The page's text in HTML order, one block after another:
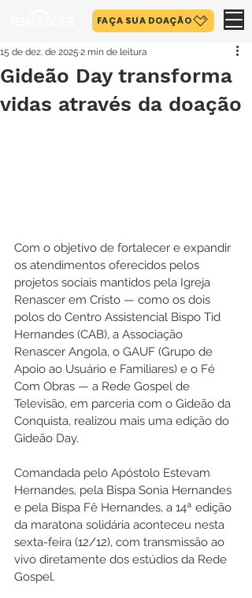
FAÇA SUA DOAÇÃO
Gideão Day transforma
vidas através da doação
15 de dez. de 2025 2 min de leitura
Com o objetivo de fortalecer e expandir
os atendimentos oferecidos pelos
projetos sociais mantidos pela Igreja
Renascer em Cristo — como os dois
polos do Centro Assistencial Bispo Tid
Hernandes (CAB), a Associação
Renascer Angola, o GAUF (Grupo de
Apoio ao Usuário e Familiares) e o Fé
Com Obras — a Rede Gospel de
Televisão, em parceria com o Gideão da
Conquista, realizou mais uma edição do
Gideão Day.
Comandada pelo Apóstolo Estevam
Hernandes, pela Bispa Sonia Hernandes
e pela Bispa Fê Hernandes, a 14ª edição
da maratona solidária aconteceu nesta
sexta-feira (12/12), com transmissão ao
vivo diretamente dos estúdios da Rede
Gospel.